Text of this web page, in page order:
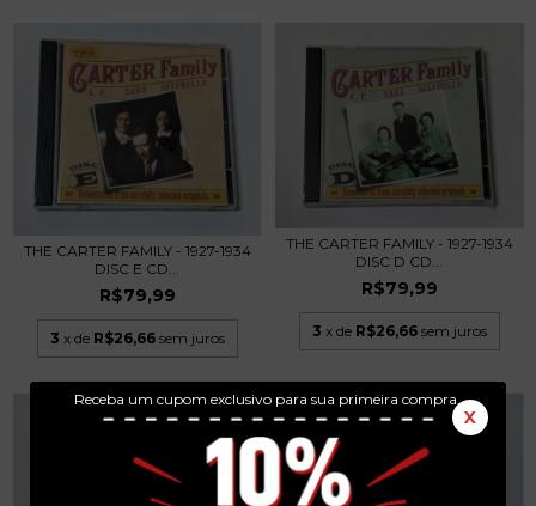
Receba um cupom exclusivo para sua primeira compra.
X
THE CARTER FAMILY - 1927-1934
DISC E CD...
R$79,99
3 x de R$26,66 sem juros
THE CARTER FAMILY - 1927-1934
DISC D CD...
R$79,99
3 x de R$26,66 sem juros